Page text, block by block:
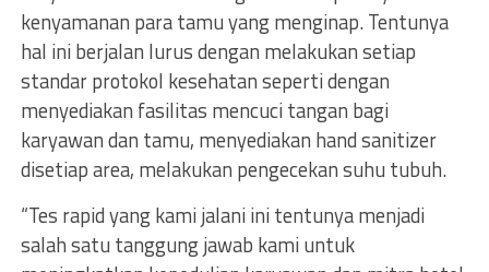
kenyamanan para tamu yang menginap. Tentunya
hal ini berjalan lurus dengan melakukan setiap
standar protokol kesehatan seperti dengan
menyediakan fasilitas mencuci tangan bagi
karyawan dan tamu, menyediakan hand sanitizer
disetiap area, melakukan pengecekan suhu tubuh.
“Tes rapid yang kami jalani ini tentunya menjadi
salah satu tanggung jawab kami untuk